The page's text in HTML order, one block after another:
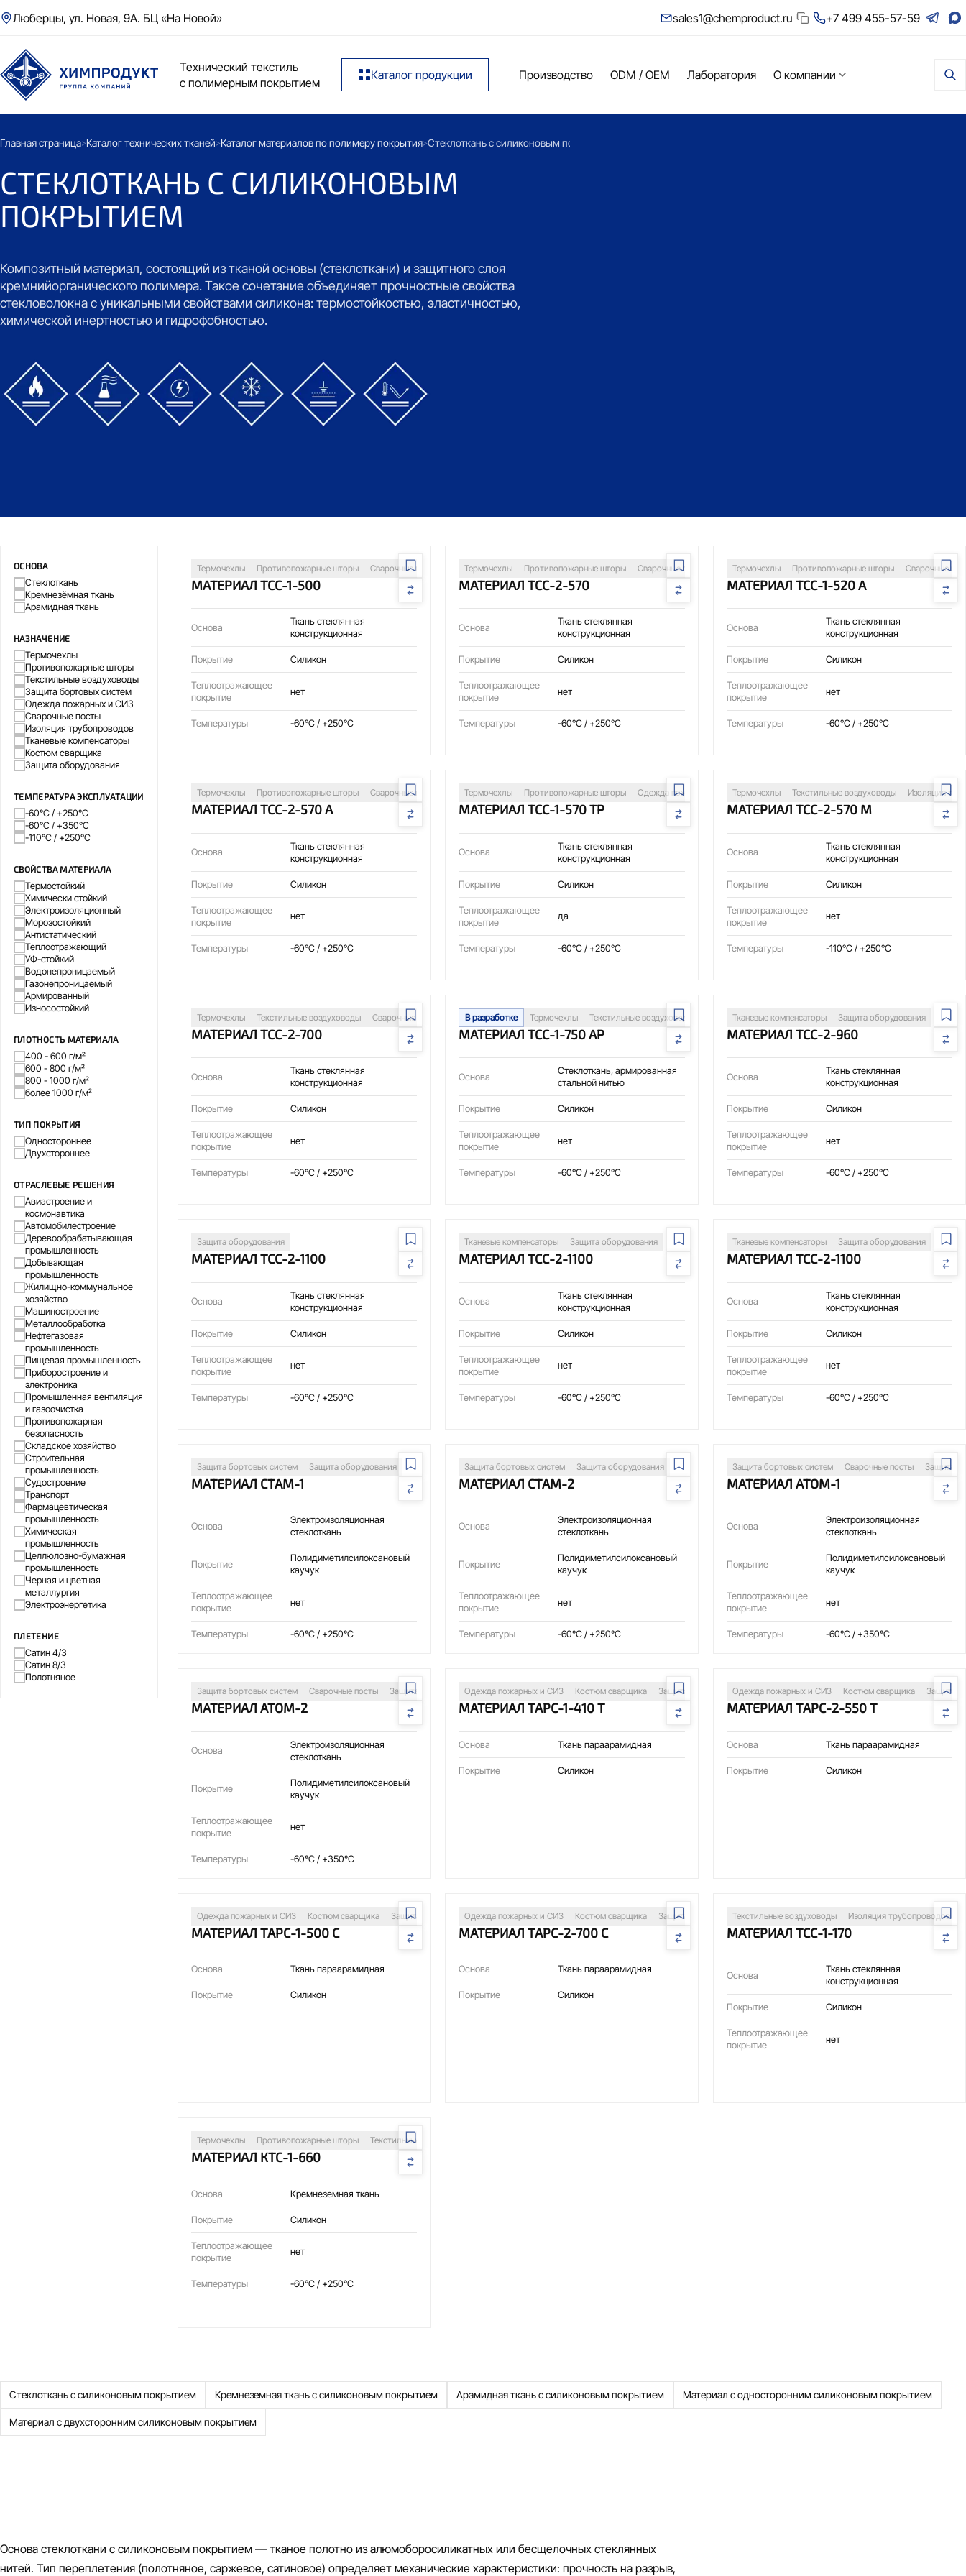
Люберцы, ул. Новая, 9А. БЦ «На Новой» sales1@chemproduct.ru +7 499 455-57-59
Технический текстиль
с полимерным покрытием
Каталог продукции Производство ODM / OEM Лаборатория О компании
Главная страница>Каталог технических тканей>Каталог материалов по полимеру покрытия>Стеклоткань с силиконовым покрытием
СТЕКЛОТКАНЬ С СИЛИКОНОВЫМ
ПОКРЫТИЕМ
Композитный материал, состоящий из тканой основы (стеклоткани) и защитного слоя
кремнийорганического полимера. Такое сочетание объединяет прочностные свойства
стекловолокна с уникальными свойствами силикона: термостойкостью, эластичностью,
химической инертностью и гидрофобностью.
ТермостойкийХимически стойкийЭлектроизоляционный
МорозостойкийАнтистатическийТеплоотражающий
ОСНОВА
Стеклоткань
Кремнезёмная ткань
Арамидная ткань
НАЗНАЧЕНИЕ
Термочехлы
Противопожарные шторы
Текстильные воздуховоды
Защита бортовых систем
Одежда пожарных и СИЗ
Сварочные посты
Изоляция трубопроводов
Тканевые компенсаторы
Костюм сварщика
Защита оборудования
ТЕМПЕРАТУРА ЭКСПЛУАТАЦИИ
-60°C / +250°C
-60°C / +350°C
-110°C / +250°C
СВОЙСТВА МАТЕРИАЛА
Термостойкий
Химически стойкий
Электроизоляционный
Морозостойкий
Антистатический
Теплоотражающий
УФ-стойкий
Водонепроницаемый
Газонепроницаемый
Армированный
Износостойкий
ПЛОТНОСТЬ МАТЕРИАЛА
400 - 600 г/м²
600 - 800 г/м²
800 - 1000 г/м²
более 1000 г/м²
ТИП ПОКРЫТИЯ
Одностороннее
Двухстороннее
ОТРАСЛЕВЫЕ РЕШЕНИЯ
Авиастроение и
космонавтика
Автомобилестроение
Деревообрабатывающая
промышленность
Добывающая
промышленность
Жилищно-коммунальное
хозяйство
Машиностроение
Металлообработка
Нефтегазовая
промышленность
Пищевая промышленность
Приборостроение и
электроника
Промышленная вентиляция
и газоочистка
Противопожарная
безопасность
Складское хозяйство
Строительная
промышленность
Судостроение
Транспорт
Фармацевтическая
промышленность
Химическая
промышленность
Целлюлозно-бумажная
промышленность
Черная и цветная
металлургия
Электроэнергетика
ПЛЕТЕНИЕ
Сатин 4/3
Сатин 8/3
Полотняное
Термочехлы Противопожарные шторы Сварочные посты Изоляция трубопроводов Защита оборудования
МАТЕРИАЛ ТСС-1-500
Основа
Ткань стеклянная
конструкционная
Покрытие Силикон
Теплоотражающее
покрытие
нет
Температуры -60°C / +250°C
Термочехлы Противопожарные шторы Сварочные посты Изоляция трубопроводов Защита оборудования
МАТЕРИАЛ ТСС-2-570
Основа
Ткань стеклянная
конструкционная
Покрытие Силикон
Теплоотражающее
покрытие
нет
Температуры -60°C / +250°C
Термочехлы Противопожарные шторы Сварочные
МАТЕРИАЛ ТСС-1-520 А
Основа
Ткань стеклянная
конструкционная
Покрытие Силикон
Теплоотражающее
покрытие
нет
Температуры -60°C / +250°C
Термочехлы Противопожарные шторы Сварочные посты Изоляция трубопроводов Защита оборудования
МАТЕРИАЛ ТСС-2-570 А
Основа
Ткань стеклянная
конструкционная
Покрытие Силикон
Теплоотражающее
покрытие
нет
Температуры -60°C / +250°C
Термочехлы Противопожарные шторы Одежда пожарных и СИЗ Сварочные посты Изоляция трубопроводов
МАТЕРИАЛ ТСС-1-570 ТР
Основа
Ткань стеклянная
конструкционная
Покрытие Силикон
Теплоотражающее
покрытие
да
Температуры -60°C / +250°C
Термочехлы Текстильные воздуховоды Изоляция
МАТЕРИАЛ ТСС-2-570 М
Основа
Ткань стеклянная
конструкционная
Покрытие Силикон
Теплоотражающее
покрытие
нет
Температуры -110°C / +250°C
Термочехлы Текстильные воздуховоды Сварочные посты Изоляция трубопроводов Тканевые компенсаторы Защита оборудования
МАТЕРИАЛ ТСС-2-700
Основа
Ткань стеклянная
конструкционная
Покрытие Силикон
Теплоотражающее
покрытие
нет
Температуры -60°C / +250°C
В разработке Термочехлы Текстильные воздуховоды Сварочные посты Изоляция трубопроводов Тканевые
МАТЕРИАЛ ТСС-1-750 АР
Основа
Стеклоткань, армированная
стальной нитью
Покрытие Силикон
Теплоотражающее
покрытие
нет
Температуры -60°C / +250°C
Тканевые компенсаторы Защита оборудования
МАТЕРИАЛ ТСС-2-960
Основа
Ткань стеклянная
конструкционная
Покрытие Силикон
Теплоотражающее
покрытие
нет
Температуры -60°C / +250°C
Защита оборудования
МАТЕРИАЛ ТСС-2-1100
Основа
Ткань стеклянная
конструкционная
Покрытие Силикон
Теплоотражающее
покрытие
нет
Температуры -60°C / +250°C
Тканевые компенсаторы Защита оборудования
МАТЕРИАЛ ТСС-2-1100
Основа
Ткань стеклянная
конструкционная
Покрытие Силикон
Теплоотражающее
покрытие
нет
Температуры -60°C / +250°C
Тканевые компенсаторы Защита оборудования
МАТЕРИАЛ ТСС-2-1100
Основа
Ткань стеклянная
конструкционная
Покрытие Силикон
Теплоотражающее
покрытие
нет
Температуры -60°C / +250°C
Защита бортовых систем Защита оборудования
МАТЕРИАЛ СТАМ-1
Основа
Электроизоляционная
стеклоткань
Покрытие
Полидиметилсилоксановый
каучук
Теплоотражающее
покрытие
нет
Температуры -60°C / +250°C
Защита бортовых систем Защита оборудования
МАТЕРИАЛ СТАМ-2
Основа
Электроизоляционная
стеклоткань
Покрытие
Полидиметилсилоксановый
каучук
Теплоотражающее
покрытие
нет
Температуры -60°C / +250°C
Защита бортовых систем Сварочные посты Защита
МАТЕРИАЛ АТОМ-1
Основа
Электроизоляционная
стеклоткань
Покрытие
Полидиметилсилоксановый
каучук
Теплоотражающее
покрытие
нет
Температуры -60°C / +350°C
Защита бортовых систем Сварочные посты Защита оборудования
МАТЕРИАЛ АТОМ-2
Основа
Электроизоляционная
стеклоткань
Покрытие
Полидиметилсилоксановый
каучук
Теплоотражающее
покрытие
нет
Температуры -60°C / +350°C
Одежда пожарных и СИЗ Костюм сварщика Защита оборудования
МАТЕРИАЛ ТАРС-1-410 Т
Основа Ткань параарамидная
Покрытие Силикон
Одежда пожарных и СИЗ Костюм сварщика Защита
МАТЕРИАЛ ТАРС-2-550 Т
Основа Ткань параарамидная
Покрытие Силикон
Одежда пожарных и СИЗ Костюм сварщика Защита оборудования
МАТЕРИАЛ ТАРС-1-500 С
Основа Ткань параарамидная
Покрытие Силикон
Одежда пожарных и СИЗ Костюм сварщика Защита оборудования
МАТЕРИАЛ ТАРС-2-700 С
Основа Ткань параарамидная
Покрытие Силикон
Текстильные воздуховоды Изоляция трубопроводов
МАТЕРИАЛ ТСС-1-170
Основа
Ткань стеклянная
конструкционная
Покрытие Силикон
Теплоотражающее
покрытие
нет
Термочехлы Противопожарные шторы Текстильные воздуховоды
МАТЕРИАЛ КТС-1-660
Основа Кремнеземная ткань
Покрытие Силикон
Теплоотражающее
покрытие
нет
Температуры -60°C / +250°C
Стеклоткань с силиконовым покрытием Кремнеземная ткань с силиконовым покрытием Арамидная ткань с силиконовым покрытием Материал с односторонним силиконовым покрытием
Материал с двухсторонним силиконовым покрытием
Основа стеклоткани с силиконовым покрытием — тканое полотно из алюмоборосиликатных или бесщелочных стеклянных
нитей. Тип переплетения (полотняное, саржевое, сатиновое) определяет механические характеристики: прочность на разрыв,